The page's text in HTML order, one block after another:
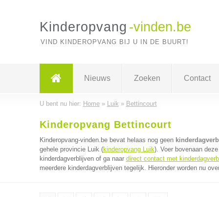
Kinderopvang -vinden.be
VIND KINDEROPVANG BIJ U IN DE BUURT!
Nieuws Zoeken Contact
U bent nu hier: Home» Luik » Bettincourt
Kinderopvang Bettincourt
Kinderopvang-vinden.be bevat helaas nog geen
gehele provincie Luik (kinderopvang Luik). Voer bovenaan
kinderdagverblijven of ga naar direct contact met
meerdere kinderdagverblijven tegelijk. Hieronder worden nu